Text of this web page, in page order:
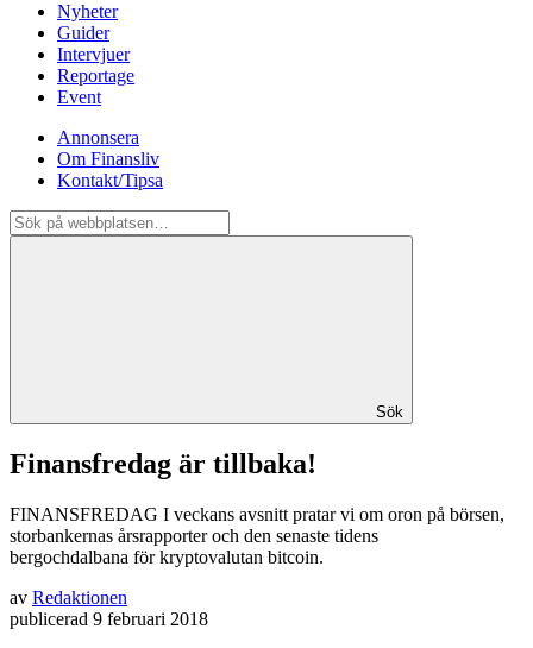
Nyheter
Guider
Intervjuer
Reportage
Event
Annonsera
Om Finansliv
Kontakt/Tipsa
Sök
Finansfredag är tillbaka!
FINANSFREDAG I veckans avsnitt pratar vi om oron på börsen,
storbankernas årsrapporter och den senaste tidens
bergochdalbana för kryptovalutan bitcoin.
av Redaktionen
publicerad 9 februari 2018